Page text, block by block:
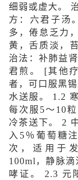
细弱或虚大。
方：六君子汤
多，倦怠乏力
黄，舌质淡，
治法：补肺益
君煎。 [其他
者，可口服黑
水送服。 1.2
每次服5～10
冷茶送下。 2
入5％葡萄糖
次，适用于
100ml，静脉
哮证。 2.3 元